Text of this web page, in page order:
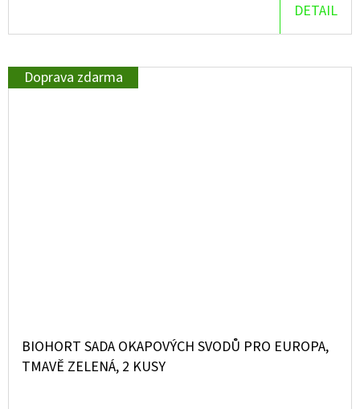
DETAIL
Doprava zdarma
BIOHORT SADA OKAPOVÝCH SVODŮ PRO EUROPA,
TMAVĚ ZELENÁ, 2 KUSY